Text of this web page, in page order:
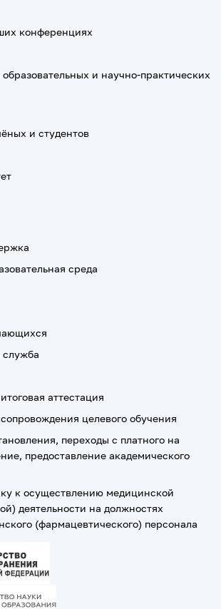
конференциях
и научно-практических
и студентов
среда
служба
аттестация
целевого обучения
переходы с платного на
предоставление академического
к осуществлению медицинской
деятельности на должностях
(фармацевтического) персонала